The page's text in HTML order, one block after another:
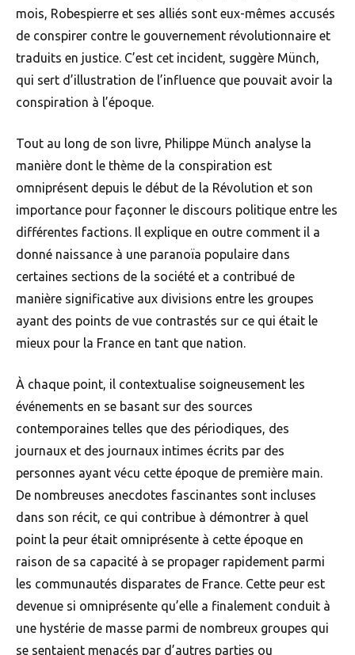
mois, Robespierre et ses alliés sont eux-mêmes accusés
de conspirer contre le gouvernement révolutionnaire et
traduits en justice. C’est cet incident, suggère Münch,
qui sert d’illustration de l’influence que pouvait avoir la
conspiration à l’époque.
Tout au long de son livre, Philippe Münch analyse la
manière dont le thème de la conspiration est
omniprésent depuis le début de la Révolution et son
importance pour façonner le discours politique entre les
différentes factions. Il explique en outre comment il a
donné naissance à une paranoïa populaire dans
certaines sections de la société et a contribué de
manière significative aux divisions entre les groupes
ayant des points de vue contrastés sur ce qui était le
mieux pour la France en tant que nation.
À chaque point, il contextualise soigneusement les
événements en se basant sur des sources
contemporaines telles que des périodiques, des
journaux et des journaux intimes écrits par des
personnes ayant vécu cette époque de première main.
De nombreuses anecdotes fascinantes sont incluses
dans son récit, ce qui contribue à démontrer à quel
point la peur était omniprésente à cette époque en
raison de sa capacité à se propager rapidement parmi
les communautés disparates de France. Cette peur est
devenue si omniprésente qu’elle a finalement conduit à
une hystérie de masse parmi de nombreux groupes qui
se sentaient menacés par d’autres parties ou